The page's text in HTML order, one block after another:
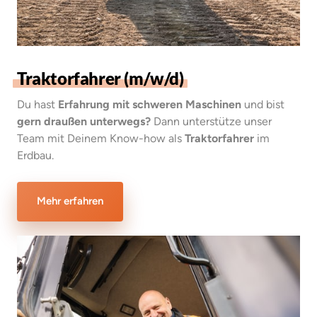
Traktorfahrer (m/w/d)
Du hast Erfahrung mit schweren Maschinen
gern draußen unterwegs? Dann unterstütze unser
Team mit Deinem Know-how als Traktorfahrer im
Erdbau.
Mehr erfahren